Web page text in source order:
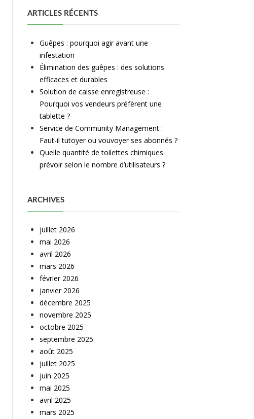
ARTICLES RÉCENTS
Guêpes : pourquoi agir avant une
infestation
Élimination des guêpes : des solutions
efficaces et durables
Solution de caisse enregistreuse :
Pourquoi vos vendeurs préfèrent une
tablette ?
Service de Community Management :
Faut-il tutoyer ou vouvoyer ses abonnés ?
Quelle quantité de toilettes chimiques
prévoir selon le nombre d’utilisateurs ?
ARCHIVES
juillet 2026
mai 2026
avril 2026
mars 2026
février 2026
janvier 2026
décembre 2025
novembre 2025
octobre 2025
septembre 2025
août 2025
juillet 2025
juin 2025
mai 2025
avril 2025
mars 2025